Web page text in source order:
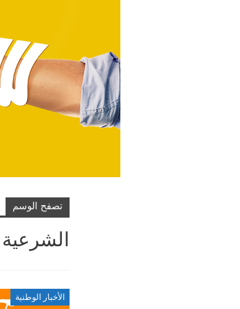
تصفح الوسم
الشرعية
الأخبار الوطنية